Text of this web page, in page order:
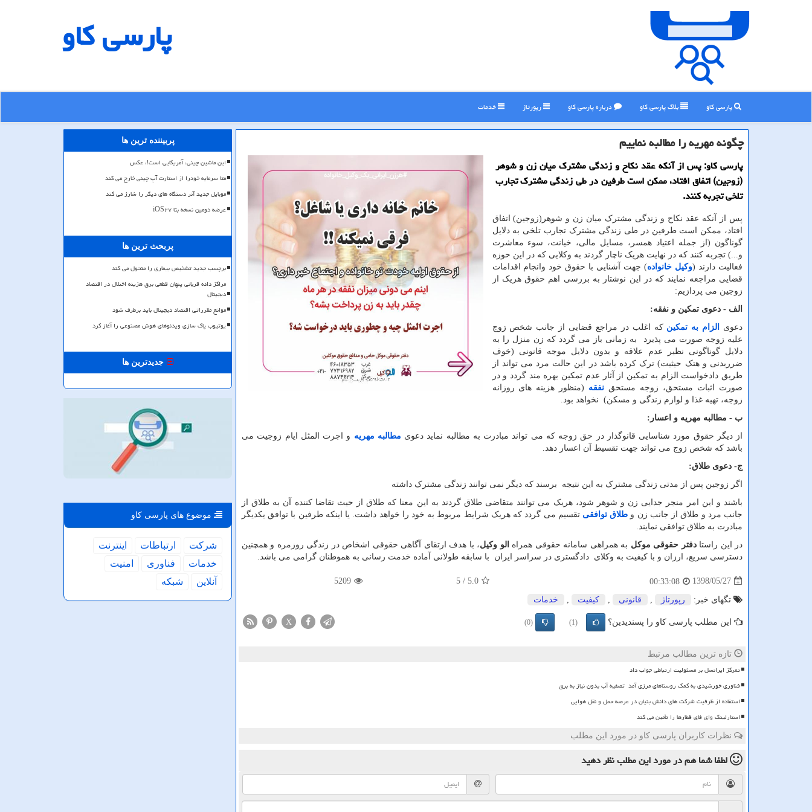
پارسی كاو
پارسی کاو بلاگ پارسی كاو درباره پارسی كاو رپورتاژ خدمات
چگونه مهریه را مطالبه نماییم
پارسی كاو: پس از آنكه عقد نكاح و زندگی مشترك میان زن و شوهر
(زوجین) اتفاق افتاد، ممكن است طرفین در طی زندگی مشترك تجارب
تلخی تجربه كنند.
پس از آنکه عقد نکاح و زندگی مشترک میان زن و شوهر(زوجین) اتفاق
افتاد، ممکن است طرفین در طی زندگی مشترک تجارب تلخی به دلایل
گوناگون (از جمله اعتیاد همسر، مسایل مالی، خیانت، سوء معاشرت
و...) تجربه کنند که در نهایت هریک ناچار گردند به وکلایی که در این حوزه
فعالیت دارند (وکیل خانواده) جهت آشنایی با حقوق خود وانجام اقدامات
قضایی مراجعه نمایند که در این نوشتار به بررسی اهم حقوق هریک از
زوجین می پردازیم:
الف - دعوی تمکین و نفقه:
دعوی
الزام به تمکین که اغلب در مراجع قضایی از جانب شخص زوج
علیه زوجه صورت می پذیرد به زمانی باز می گردد که زن منزل را به
دلایل گوناگونی نظیر عدم علاقه و بدون دلایل موجه قانونی (خوف
ضرربدنی و هتک حیثیت) ترک کرده باشد در این حالت مرد می تواند از
طریق دادخواست الزام به تمکین از آثار عدم تمکین بهره مند گردد و در
صورت اثبات مستحق، زوجه مستحق نفقه (منظور هزینه های روزانه
زوجه، تهیه غذا و لوازم زندگی و مسکن) نخواهد بود.
ب - مطالبه مهریه و اعسار:
از دیگر حقوق مورد شناسایی قانوگذار در حق زوجه که می تواند مبادرت به مطالبه نماید دعوی مطالبه مهریه و اجرت المثل ایام زوجیت می
باشد که شخص زوج می تواند جهت تقسیط آن اعسار دهد.
ج- دعوی طلاق:
اگر زوجین پس از مدتی زندگی مشترک به این نتیجه برسند که دیگر نمی توانند زندگی مشترک داشته
باشند و این امر منجر جدایی زن و شوهر شود، هریک می توانند متقاضی طلاق گردند به این معنا که طلاق از حیث تقاضا کننده آن به طلاق از
جانب مرد و طلاق از جانب زن و طلاق توافقی تقسیم می گردد که هریک شرایط مربوط به خود را خواهد داشت. یا اینکه طرفین با توافق یکدیگر
مبادرت به طلاق توافقی نمایند.
در این راستادفتر حقوقی موکل به همراهی سامانه حقوقی همراه الو وکیل، با هدف ارتقای آگاهی حقوقی اشخاص در زندگی روزمره و همچنین
دسترسی سریع، ارزان و با کیفیت به وکلای دادگستری در سراسر ایران با سابقه طولانی آماده خدمت رسانی به هموطنان گرامی می باشد.
1398/05/27
00:33:08
5.0
/ 5
5209
تگهای خبر: رپورتاژ قانونی كیفیت خدمات
این مطلب پارسی کاو را پسندیدین؟ (1)
(0)
X
تازه ترین مطالب مرتبط
تمرکز ایرانسل بر مسئولیت ارتباطی جواب داد
فناوری خورشیدی به کمک روستاهای مرزی آمد تصفیه آب بدون نیاز به برق
استفاده از ظرفیت شرکت های دانش بنیان در عرصه حمل و نقل هوایی
استارلینک وای فای قطارها را تأمین می کند
نظرات کاربران پارسی کاو در مورد این مطلب
لطفا شما همدر مورد این مطلبنظر دهید
پربیننده ترین ها
این ماشین چینی، آمریکایی است!، عکس
متا سرمایه خودرا از استارت آپ چینی خارج می کند
موبایل جدید آنر دستگاه های دیگر را شارژ می کند
عرضه دومین نسخه بتا iOS۲۷
پربحث ترین ها
برچسب جدید تشخیص بیماری را متحول می کند
مراکز داده قربانی پنهان قطعی برق هزینه اختلال در اقتصاد
دیجیتال
موانع مقرراتی اقتصاد دیجیتال باید برطرف شود
یوتیوب پاک سازی ویدئوهای هوش مصنوعی را آغاز کرد
جدیدترین ها
موضوع های پارسی كاو
شركت ارتباطات
اینترنت
خدمات
فناوری
امنیت
آنلاین
شبكه